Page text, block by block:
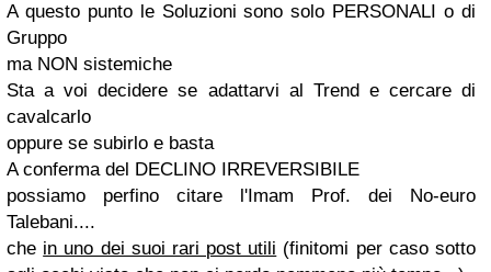
A questo punto le Soluzioni sono solo PERSONALI o di
Gruppo
ma NON sistemiche
Sta a voi decidere se adattarvi al Trend e cercare di
cavalcarlo
oppure se subirlo e basta
A conferma del DECLINO IRREVERSIBILE
possiamo perfino citare l'Imam Prof. dei No-euro
Talebani....
che in uno dei suoi rari post utili (finitomi per caso sotto